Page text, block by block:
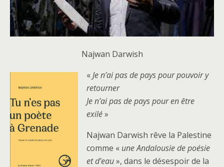
Najwan Darwish
«Je n’ai pas de pays pour pouvoir y
retourner
Je n’ai pas de pays pour en être
exilé»
Najwan Darwish rêve la Palestine
comme « une Andalousie de poésie
et d’eau», dans le désespoir de la